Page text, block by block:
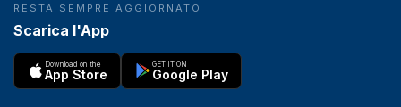
RESTA SEMPRE AGGIORNATO
Scarica l'App
Download on the
App Store
GET IT ON
Google Play